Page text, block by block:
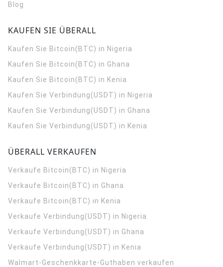
Blog
KAUFEN SIE ÜBERALL
Kaufen Sie Bitcoin(BTC) in Nigeria
Kaufen Sie Bitcoin(BTC) in Ghana
Kaufen Sie Bitcoin(BTC) in Kenia
Kaufen Sie Verbindung(USDT) in Nigeria
Kaufen Sie Verbindung(USDT) in Ghana
Kaufen Sie Verbindung(USDT) in Kenia
ÜBERALL VERKAUFEN
Verkaufe Bitcoin(BTC) in Nigeria
Verkaufe Bitcoin(BTC) in Ghana
Verkaufe Bitcoin(BTC) in Kenia
Verkaufe Verbindung(USDT) in Nigeria
Verkaufe Verbindung(USDT) in Ghana
Verkaufe Verbindung(USDT) in Kenia
Walmart-Geschenkkarte-Guthaben verkaufen